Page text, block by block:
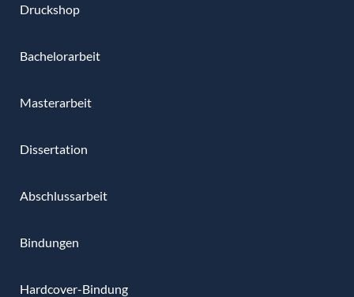
Druckshop
Bachelorarbeit
Masterarbeit
Dissertation
Abschlussarbeit
Bindungen
Hardcover-Bindung